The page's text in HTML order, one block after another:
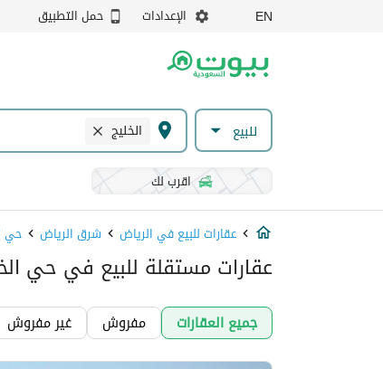
EN الإعدادات حمل التطبيق
للبيع الخليج
اقرب لك
عقارات للبيع في الرياض شرق الرياض حي
عقارات مستقلة للبيع في حي
جميع العقارات مفروش غير مفروش